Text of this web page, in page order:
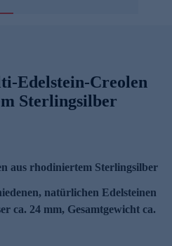
Edelstein-Creolen
Sterlingsilber
aus rhodiniertem Sterlingsilber
natürlichen Edelsteinen
ca. 24 mm, Gesamtgewicht ca.